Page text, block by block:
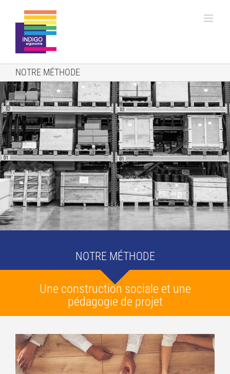
contenu
NOTRE MÉTHODE
NOTRE MÉTHODE
Une construction sociale et une
pédagogie de projet